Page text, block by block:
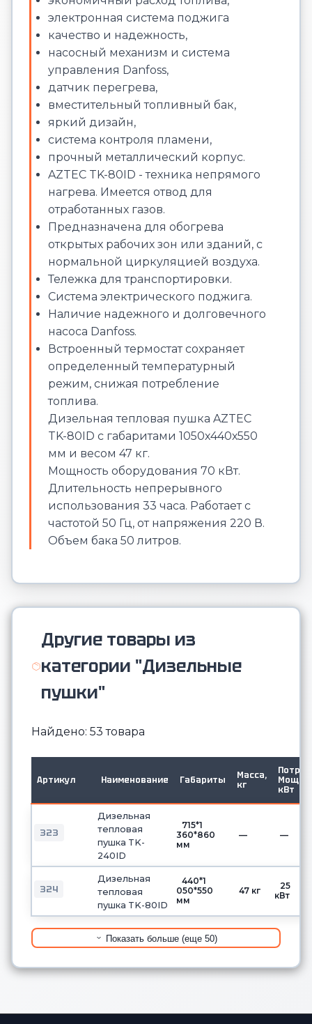
электронная система поджига
качество и надежность,
насосный механизм и система
управления Danfoss,
датчик перегрева,
вместительный топливный бак,
яркий дизайн,
система контроля пламени,
прочный металлический корпус.
AZTEC TK-80ID - техника непрямого
нагрева. Имеется отвод для
отработанных газов.
Предназначена для обогрева
открытых рабочих зон или зданий, с
нормальной циркуляцией воздуха.
Тележка для транспортировки.
Система электрического поджига.
Наличие надежного и долговечного
насоса Danfoss.
Встроенный термостат сохраняет
определенный температурный
режим, снижая потребление
топлива.
Дизельная тепловая пушка AZTEC
TK-80ID с габаритами 1050х440х550
мм и весом 47 кг.
Мощность оборудования 70 кВт.
Длительность непрерывного
использования 33 часа. Работает с
частотой 50 Гц, от напряжения 220 В.
Объем бака 50 литров.
Другие товары из
категории "Дизельные
пушки"
Найдено: 53 товара
Артикул Наименование Габариты
Масса,
кг
Потр.
Мощ.
кВт
323
Дизельная
тепловая
пушка TK-
240ID
715*1
360*860
мм
— —
324
Дизельная
тепловая
пушка TK-80ID
440*1
050*550
мм
47 кг
25
кВт
Показать больше (еще 50)